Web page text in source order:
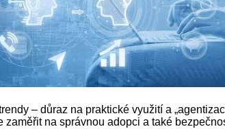
– důraz na praktické využití a
zaměřit na správnou adopci a také